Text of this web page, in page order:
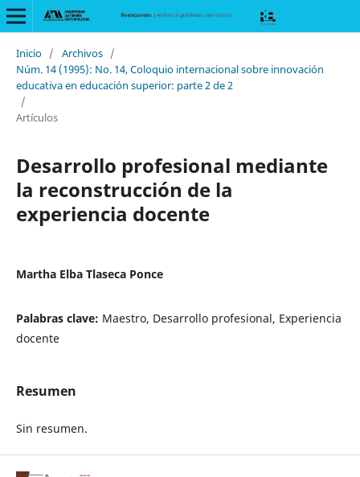
Inicio / Archivos /
Núm. 14 (1995): No. 14, Coloquio internacional sobre innovación
educativa en educación superior: parte 2 de 2
/
Artículos
Desarrollo profesional mediante
la reconstrucción de la
experiencia docente
Martha Elba Tlaseca Ponce
Palabras clave: Maestro, Desarrollo profesional, Experiencia
docente
Resumen
Sin resumen.